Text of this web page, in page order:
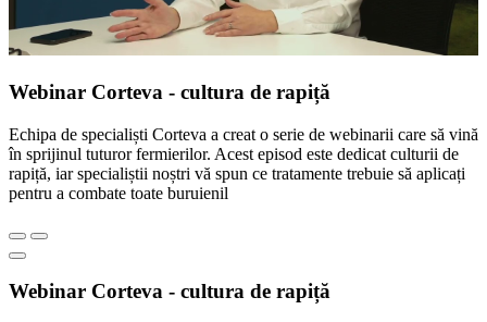
Webinar Corteva - cultura de rapiță
Echipa de specialiști Corteva a creat o serie de webinarii care să vină
în sprijinul tuturor fermierilor. Acest episod este dedicat culturii de
rapiță, iar specialiștii noștri vă spun ce tratamente trebuie să aplicați
pentru a combate toate buruienil
Webinar Corteva - cultura de rapiță